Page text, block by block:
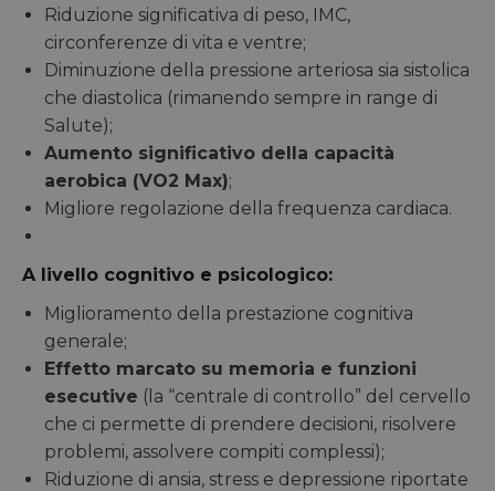
Riduzione significativa di peso, IMC,
circonferenze di vita e ventre;
Diminuzione della pressione arteriosa sia sistolica
che diastolica (rimanendo sempre in range di
Salute);
Aumento significativo della capacità
aerobica (VO2 Max);
Migliore regolazione della frequenza cardiaca.
A livello cognitivo e psicologico:
Miglioramento della prestazione cognitiva
generale;
Effetto marcato su memoria e funzioni
esecutive (la “centrale di controllo” del cervello
che ci permette di prendere decisioni, risolvere
problemi, assolvere compiti complessi);
Riduzione di ansia, stress e depressione riportate